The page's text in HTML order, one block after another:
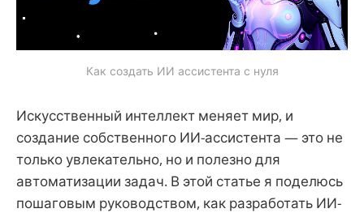
Как создать ИИ ассистента с нуля
Искусственный интеллект меняет мир, и
создание собственного ИИ-ассистента — это не
только увлекательно, но и полезно для
автоматизации задач. В этой статье я поделюсь
пошаговым руководством, как разработать ИИ-